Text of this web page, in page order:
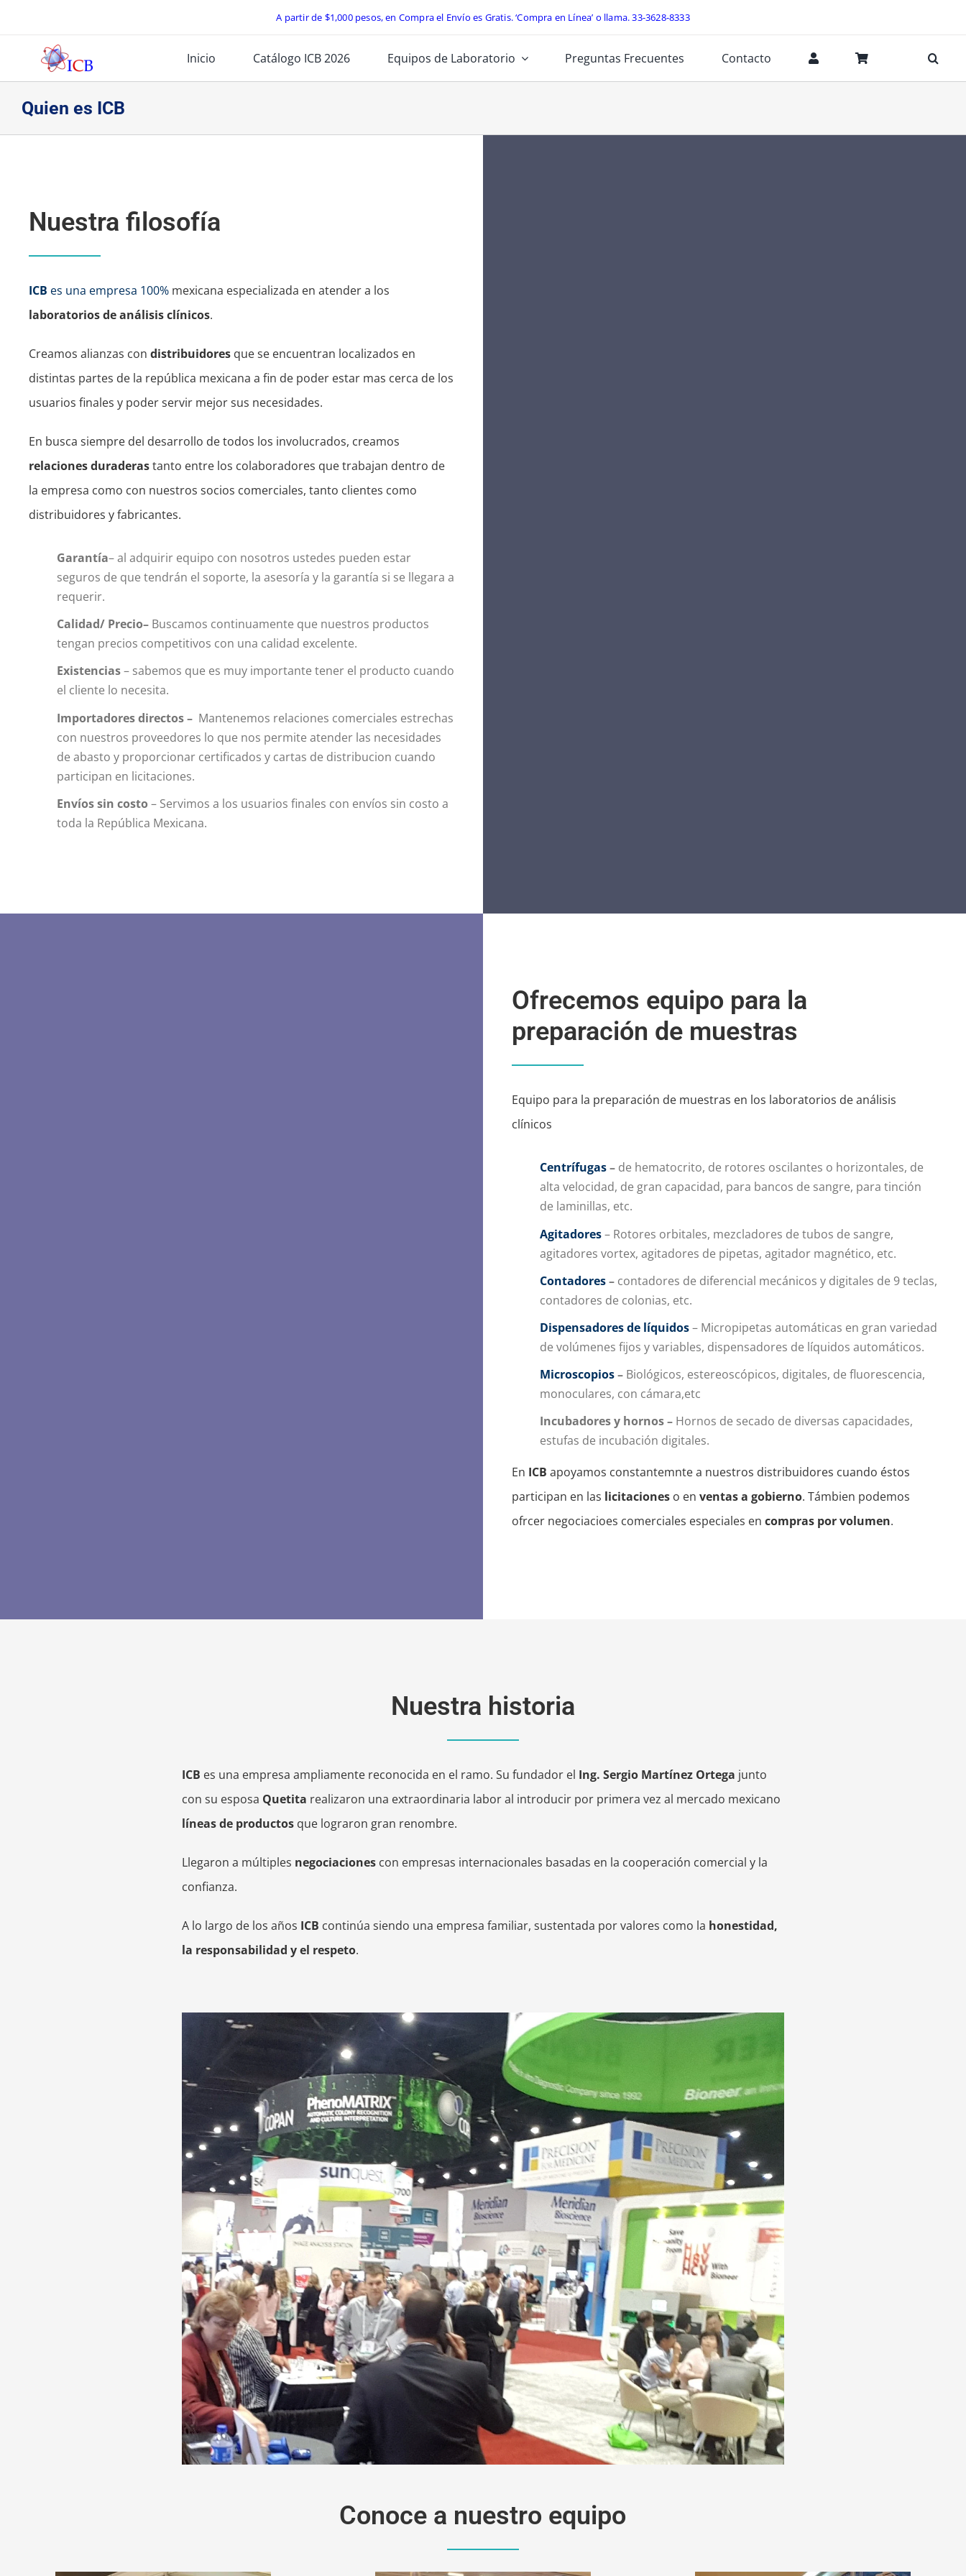
content
A partir de $1,000 pesos, en Compra el Envío es Gratis. ‘Compra en Línea’ o llama.33-3628-8333
Inicio Catálogo ICB 2026 Equipos de Laboratorio Preguntas Frecuentes Contacto
Quien es ICB
Nuestra filosofía
ICB es una empresa 100% mexicana especializada en atender a los
laboratorios de análisis clínicos.
Creamos alianzas condistribuidores que se encuentran localizados en
distintas partes de la república mexicana a fin de poder estar mas cerca de los
usuarios finales y poder servir mejor sus necesidades.
En busca siempre del desarrollo de todos los involucrados, creamos
relaciones duraderastanto entre los colaboradores que trabajan dentro de
la empresa como con nuestros socios comerciales, tanto clientes como
distribuidores y fabricantes.
Garantía– al adquirir equipo con nosotros ustedes pueden estar
seguros de que tendrán el soporte, la asesoría y la garantía si se llegara a
requerir.
Calidad/ Precio– Buscamos continuamente que nuestros productos
tengan precios competitivos con una calidad excelente.
Existencias– sabemos que es muy importante tener el producto cuando
el cliente lo necesita.
Importadores directos – Mantenemos relaciones comerciales estrechas
con nuestros proveedores lo que nos permite atender las necesidades
de abasto y proporcionar certificados y cartas de distribucion cuando
participan en licitaciones.
Envíos sin costo – Servimos a los usuarios finales con envíos sin costo a
toda la República Mexicana.
Ofrecemos equipo para la
preparación de muestras
Equipo para la preparación de muestras en los laboratorios de análisis
clínicos
Centrífugas–de hematocrito, de rotores oscilantes o horizontales, de
alta velocidad, de gran capacidad, para bancos de sangre, para tinción
de laminillas, etc.
Agitadores– Rotores orbitales, mezcladores de tubos de sangre,
agitadores vortex, agitadores de pipetas, agitador magnético, etc.
Contadores–contadores de diferencial mecánicos y digitales de 9 teclas,
contadores de colonias, etc.
Dispensadores de líquidos– Micropipetas automáticas en gran variedad
de volúmenes fijos y variables, dispensadores de líquidos automáticos.
Microscopios–Biológicos, estereoscópicos, digitales, de fluorescencia,
monoculares, con cámara,etc
Incubadores y hornos –Hornos de secado de diversas capacidades,
estufas de incubación digitales.
En ICB apoyamos constantemnte a nuestros distribuidores cuando éstos
participan en las licitaciones o enventas a gobierno. Támbien podemos
ofrcer negociacioes comerciales especiales encompras por volumen.
Nuestra historia
ICB es una empresa ampliamente reconocida en el ramo. Su fundador el Ing. Sergio Martínez Ortega junto
con su esposa Quetita realizaron una extraordinaria labor al introducir por primera vez al mercado mexicano
líneas de productosque lograron gran renombre.
Llegaron a múltiples negociacionescon empresas internacionales basadas en la cooperación comercial y la
confianza.
A lo largo de los años ICB continúa siendo una empresa familiar, sustentada por valores como la honestidad,
la responsabilidad y el respeto.
Conoce a nuestro equipo